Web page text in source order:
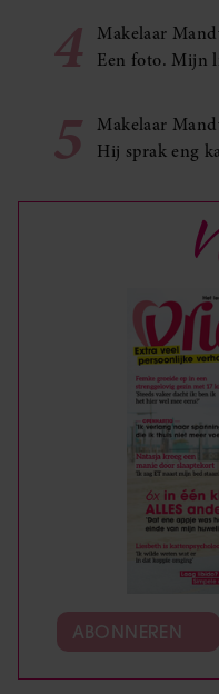
4
Makelaar
Een foto. Mijn
5
Makelaar
Hij sprak eng
ABONNEREN